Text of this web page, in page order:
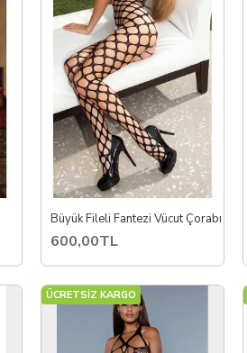
Büyük Fileli Fantezi Vücut Çorabı
600,00TL
ÜCRETSİZ KARGO